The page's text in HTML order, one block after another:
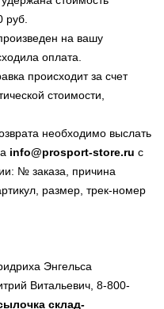
руб.
на вашу
оплата.
происходит за счет
стоимости,
необходимо выслать
info@prosport-store.ru с
№ заказа, причина
размер, трек-номер
Энгельса
Витальевич, 8-800-
склад-